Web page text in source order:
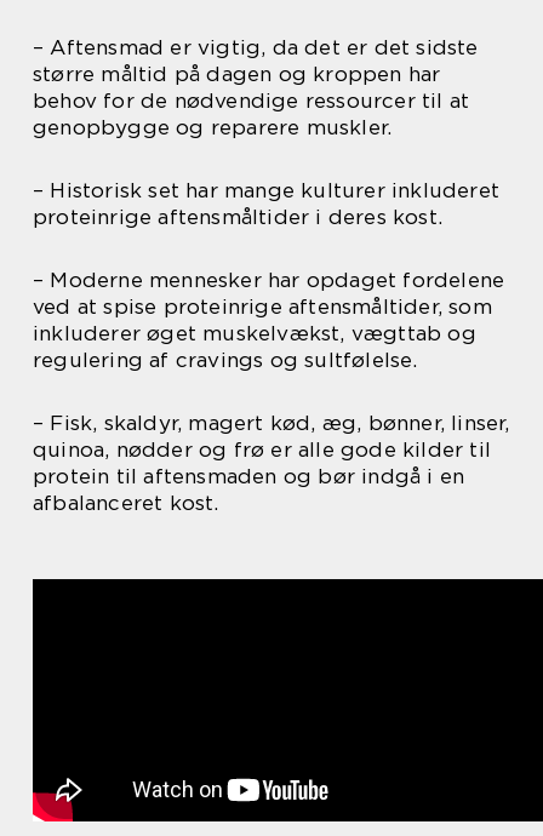
– Aftensmad er vigtig, da det er det sidste
større måltid på dagen og kroppen har
behov for de nødvendige ressourcer til at
genopbygge og reparere muskler.
– Historisk set har mange kulturer inkluderet
proteinrige aftensmåltider i deres kost.
– Moderne mennesker har opdaget fordelene
ved at spise proteinrige aftensmåltider, som
inkluderer øget muskelvækst, vægttab og
regulering af cravings og sultfølelse.
– Fisk, skaldyr, magert kød, æg, bønner, linser,
quinoa, nødder og frø er alle gode kilder til
protein til aftensmaden og bør indgå i en
afbalanceret kost.